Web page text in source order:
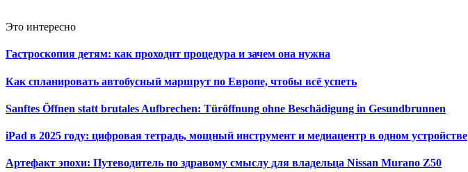
Это интересно
Гастроскопия детям: как проходит процедура и зачем она нужна
Как спланировать автобусный маршрут по Европе, чтобы всё успеть
Sanftes Öffnen statt brutales Aufbrechen: Türöffnung ohne Beschädigung in Gesundbrunnen
iPad в 2025 году: цифровая тетрадь, мощный инструмент и медиацентр в одном устройстве
Артефакт эпохи: Путеводитель по здравому смыслу для владельца Nissan Murano Z50